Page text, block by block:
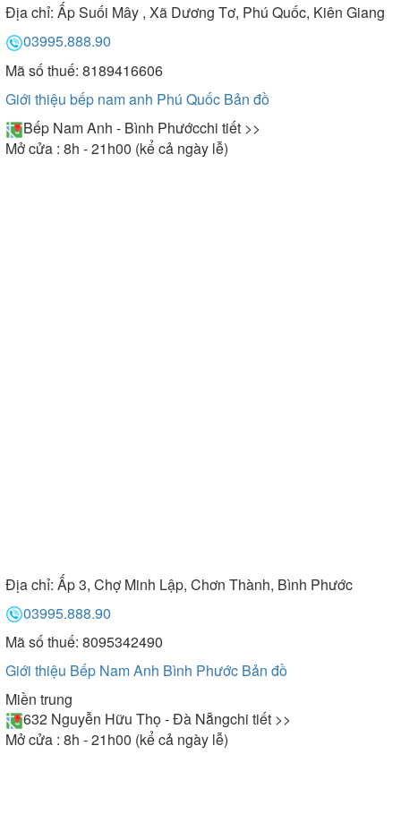
Địa chỉ: Ấp Suối Mây , Xã Dương Tơ, Phú Quốc, Kiên Giang
03995.888.90
Mã số thuế: 8189416606
Giới thiệu bếp nam anh Phú Quốc Bản đồ
Bếp Nam Anh - Bình Phướcchi tiết >>
Mở cửa : 8h - 21h00 (kể cả ngày lễ)
Địa chỉ: Ấp 3, Chợ Minh Lập, Chơn Thành, Bình Phước
03995.888.90
Mã số thuế: 8095342490
Giới thiệu Bếp Nam Anh Bình Phước Bản đồ
Miền trung
632 Nguyễn Hữu Thọ - Đà Nẵngchi tiết >>
Mở cửa : 8h - 21h00 (kể cả ngày lễ)